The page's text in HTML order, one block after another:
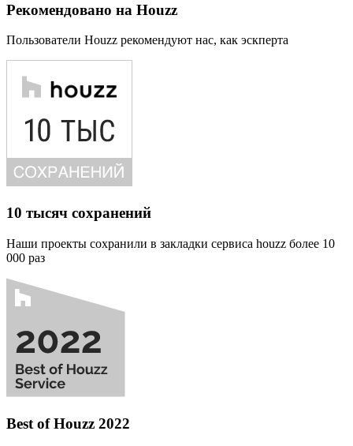
Рекомендовано на Houzz
Пользователи Houzz рекомендуют нас, как эскперта
10 тысяч сохранений
Наши проекты сохранили в закладки сервиса houzz более 10
000 раз
Best of Houzz 2022